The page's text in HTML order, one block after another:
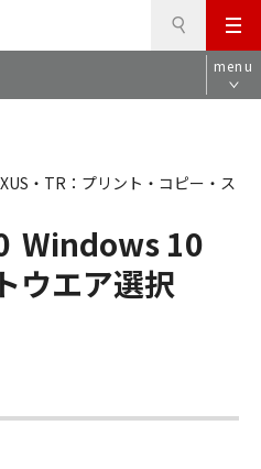
メ
ニ
ュ
menu
Windows 10
ウエア選択
・TR：プリント・コピー・ス